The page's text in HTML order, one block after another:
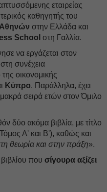
εταιρείας
καθηγητής του
Αθηνών στην Ελλάδα και
School στη Γαλλία.
να εργάζεται στον
συνέχεια
οικονομικής
Κύπρο. Παράλληλα, έχει
μακρά σειρά ετών στον Όμιλο
δύο ακόμα βιβλία, με τίτλο
Α' και Β'), καθώς και
θεωρία και στην πράξη».
που σίγουρα αξίζει